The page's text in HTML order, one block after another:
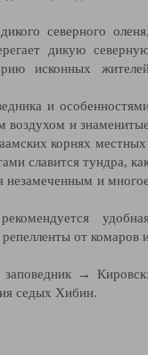
северного
дикую
исконных
и
воздухом и
корнях
славится тундра,
незамеченным и
от комаров
заповедник →
седых Хибин.